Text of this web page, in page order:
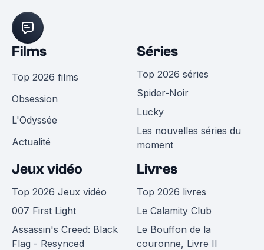
Films
Top 2026 films
Obsession
L'Odyssée
Actualité
Séries
Top 2026 séries
Spider-Noir
Lucky
Les nouvelles séries du
moment
Jeux vidéo
Top 2026 Jeux vidéo
007 First Light
Assassin's Creed: Black
Flag - Resynced
Livres
Top 2026 livres
Le Calamity Club
Le Bouffon de la
couronne, Livre II